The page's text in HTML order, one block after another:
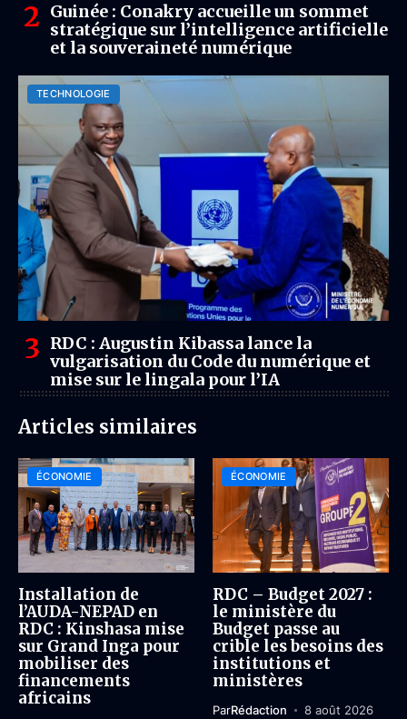
Guinée : Conakry accueille un sommet
stratégique sur l’intelligence artificielle
et la souveraineté numérique
TECHNOLOGIE
RDC : Augustin Kibassa lance la
vulgarisation du Code du numérique et
mise sur le lingala pour l’IA
Articles similaires
ÉCONOMIE
Installation de
l’AUDA-NEPAD en
RDC : Kinshasa mise
sur Grand Inga pour
mobiliser des
financements
africains
ÉCONOMIE
RDC – Budget 2027 :
le ministère du
Budget passe au
crible les besoins des
institutions et
ministères
ParRédaction 8 août 2026